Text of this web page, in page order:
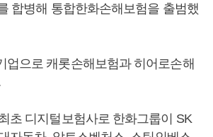
합병해 통합한화손해보험을 출범했
업으로 캐롯손해보험과 히어로손해
초 디지털보험사로 한화그룹이 SK